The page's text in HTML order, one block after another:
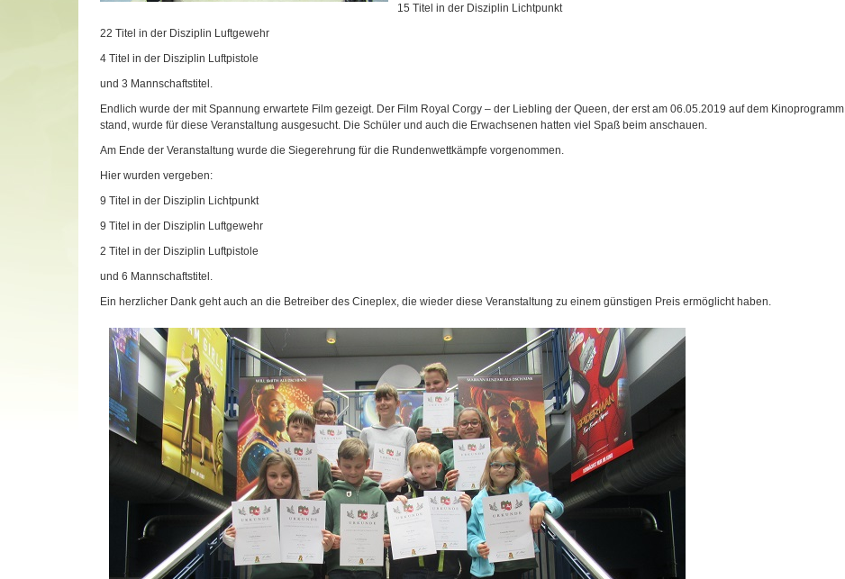
15 Titel in der Disziplin Lichtpunkt
22 Titel in der Disziplin Luftgewehr
4 Titel in der Disziplin Luftpistole
und 3 Mannschaftstitel.
Endlich wurde der mit Spannung erwartete Film gezeigt. Der Film Royal Corgy – der Liebling der Queen, der erst am 06.05.2019 auf dem Kinoprogramm
stand, wurde für diese Veranstaltung ausgesucht. Die Schüler und auch die Erwachsenen hatten viel Spaß beim anschauen.
Am Ende der Veranstaltung wurde die Siegerehrung für die Rundenwettkämpfe vorgenommen.
Hier wurden vergeben:
9 Titel in der Disziplin Lichtpunkt
9 Titel in der Disziplin Luftgewehr
2 Titel in der Disziplin Luftpistole
und 6 Mannschaftstitel.
Ein herzlicher Dank geht auch an die Betreiber des Cineplex, die wieder diese Veranstaltung zu einem günstigen Preis ermöglicht haben.